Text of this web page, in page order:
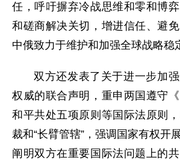
任，呼吁摒弃冷战思维和零和博
和磋商解决关切，增进信任、避
中俄致力于维护和加强全球战略稳
双方还发表了关于进一步加
权威的联合声明，重申两国遵守
和平共处五项原则等国际法原则
裁和“长臂管辖”，强调国家有权开
阐明双方在重要国际法问题上的